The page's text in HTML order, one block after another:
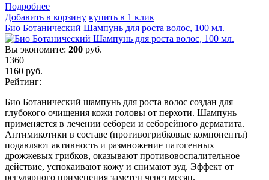
Подробнеe
Добавить в корзину купить в 1 клик
Био Ботанический Шампунь для роста волос, 100 мл.
Вы экономите: 200 руб.
1360
1160 руб.
Рейтинг:
Био Ботанический шампунь для роста волос создан для
глубокого очищения кожи головы от перхоти. Шампунь
применяется в лечении себореи и себорейного дерматита.
Антимикотики в составе (противогрибковые компоненты)
подавляют активность и размножение патогенных
дрожжевых грибков, оказывают противовоспалительное
действие, успокаивают кожу и снимают зуд. Эффект от
регулярного применения заметен через месяц.